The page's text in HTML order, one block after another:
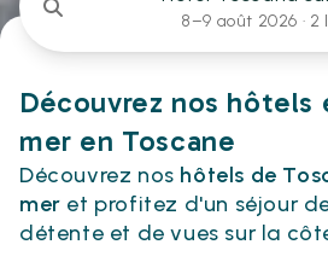
8–9 août 2026 · 2
Découvrez nos hôtels
mer en Toscane
Découvrez nos hôtels de
mer et profitez d'un séjour
détente et de vues sur la